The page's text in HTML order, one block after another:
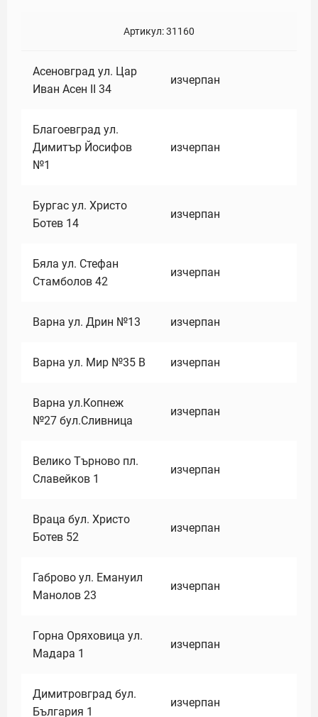
Артикул:31160
Асеновград ул. Цар
Иван Асен II 34
изчерпан
Благоевград ул.
Димитър Йосифов
№1
изчерпан
Бургас ул. Христо
Ботев 14
изчерпан
Бяла ул. Стефан
Стамболов 42
изчерпан
Варна ул. Дрин №13 изчерпан
Варна ул. Мир №35 В изчерпан
Варна ул.Копнеж
№27 бул.Сливница
изчерпан
Велико Търново пл.
Славейков 1
изчерпан
Враца бул. Христо
Ботев 52
изчерпан
Габрово ул. Емануил
Манолов 23
изчерпан
Горна Оряховица ул.
Мадара 1
изчерпан
Димитровград бул.
България 1
изчерпан